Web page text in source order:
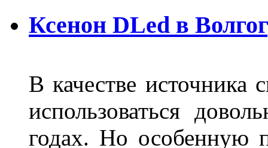
Ксенон DLed в
В качестве источника
использоваться
годах. Но особенную